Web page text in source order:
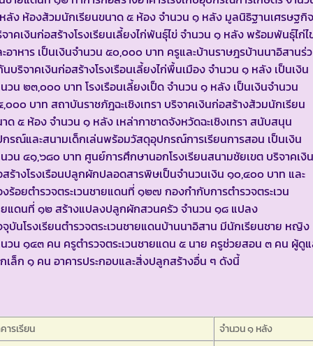
ลัง ห้องส้วมนักเรียนขนาด ๕ ห้อง จำนวน ๑ หลัง มูลนิธิฐานเศรษฐกิจ
าคเงินก่อสร้างโรงเรียนเลี้ยงไก่พันธุ์ไข่ จำนวน ๑ หลัง พร้อมพันธุ์ไก่ไ
อาหาร เป็นเงินจำนวน ๕๐,๐๐๐ บาท ครูและบ้านราษฎรบ้านนาอิสานร่ว
บริจาคเงินก่อสร้างโรงเรือนเลี้ยงไก่พื้นเมือง จำนวน ๑ หลัง เป็นเงิน
วน ๒๓,๐๐๐ บาท โรงเรือนเลี้ยงเป็ด จำนวน ๑ หลัง เป็นเงินจำนวน
๐๐๐ บาท สถาบันราชภัฎฉะเชิงเทรา บริจาคเงินก่อสร้างส้วมนักเรียน
ด ๕ ห้อง จำนวน ๑ หลัง เหล่ากาชาดจังหวัดฉะเชิงเทรา สนับสนุน
รณ์และสนามเด็กเล่นพร้อมวัสดุอุปกรณ์การเรียนการสอน เป็นเงิน
วน ๔๑,๖๘๐ บาท ศูนย์การศึกษานอกโรงเรียนสนามชัยเขต บริจาคเงิน
ร้างโรงเรือนปลูกผักปลอดสารพิษเป็นจำนวนเงิน ๑๐,๔๐๐ บาท และ
ร้อยตำรวจตระเวนชายแดนที่ ๑๒๗ กองกำกับการตำรวจตระเวน
แดนที่ ๑๒ สร้างแปลงปลูกผักสวนครัว จำนวน ๑๘ แปลง
บันโรงเรียนตำรวจตระเวนชายแดนบ้านนาอิสาน มีนักเรียนชาย หญิง
วน ๑๔๓ คน ครูตำรวจตระเวนชายแดน ๕ นาย ครูช่วยสอน ๓ คน ผู้ดู
เล็ก ๑ คน อาคารประกอบและสิ่งปลูกสร้างอื่น ๆ ดังนี้
ารเรียน
จำนวน ๑ หลัง